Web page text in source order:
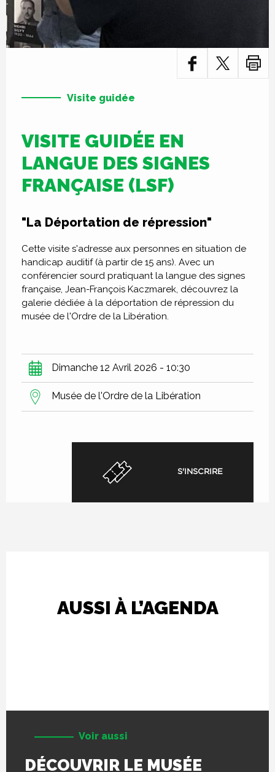
Visite guidée
VISITE GUIDÉE EN
LANGUE DES SIGNES
FRANÇAISE (LSF)
"La Déportation de répression"
Cette visite s'adresse aux personnes en situation de
handicap auditif (à partir de 15 ans). Avec un
conférencier sourd pratiquant la langue des signes
française, Jean-François Kaczmarek, découvrez la
galerie dédiée à la déportation de répression du
musée de l'Ordre de la Libération.
Dimanche 12 Avril 2026 - 10:30
Musée de l'Ordre de la Libération
S'INSCRIRE
AUSSI À L’AGENDA
Voir aussi
DÉCOUVRIR LE MUSÉE